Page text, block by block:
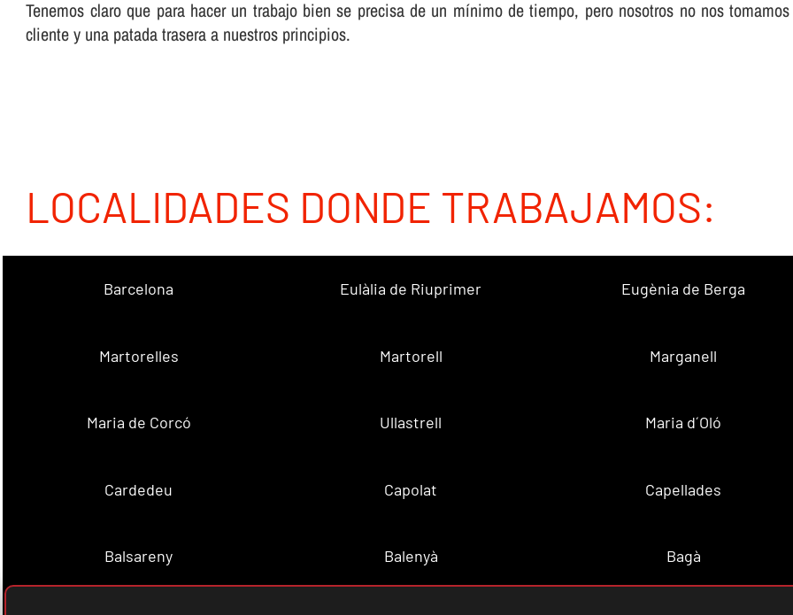
Tenemos claro que para hacer un trabajo bien se precisa de un mí­nimo de tiempo, pero nosotros no nos
cliente y una patada trasera a nuestros principios.
LOCALIDADES DONDE TRABAJAMOS:
Barcelona Eulàlia de Riuprimer Eugènia de Berga
Martorelles Martorell Marganell
Maria de Corcó Ullastrell Maria d´Oló
Cardedeu Capolat Capellades
Balsareny Balenyà Bagà